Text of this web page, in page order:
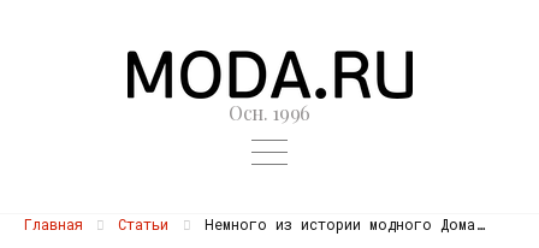
Осн. 1996
Главная Статьи Немного из истории модного Дома…